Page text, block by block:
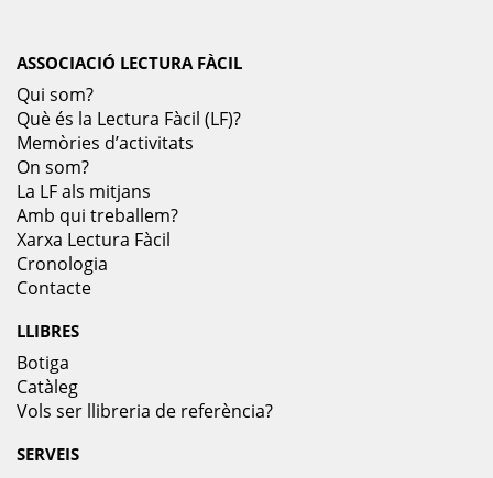
ASSOCIACIÓ LECTURA FÀCIL
Qui som?
Què és la Lectura Fàcil (LF)?
Memòries d’activitats
On som?
La LF als mitjans
Amb qui treballem?
Xarxa Lectura Fàcil
Cronologia
Contacte
LLIBRES
Botiga
Catàleg
Vols ser llibreria de referència?
SERVEIS